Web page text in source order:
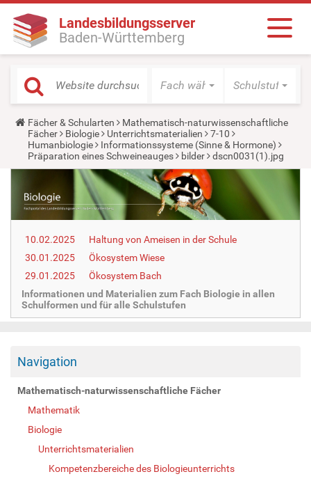
Landesbildungsserver
Baden-Württemberg
Fach wählen Schulstufe
Y
o
u
a
r
e
r
e
Fächer & Schularten
Mathematisch-naturwissenschaftliche
Fächer
Biologie Unterrichtsmaterialien
7-10
Humanbiologie
Informationssysteme (Sinne & Hormone)
Präparation eines Schweineauges
bilder dscn0031(1).jpg
10.02.2025
Haltung von Ameisen in der Schule
30.01.2025
Ökosystem Wiese
29.01.2025
Ökosystem Bach
Informationen und Materialien zum Fach Biologie in allen
Schulformen und für alle Schulstufen
Navigation
Mathematisch-naturwissenschaftliche Fächer
Mathematik
Biologie
Unterrichtsmaterialien
Kompetenzbereiche des Biologieunterrichts